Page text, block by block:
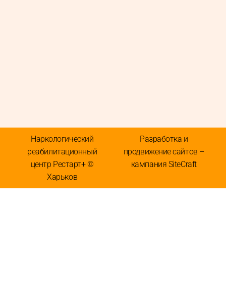
Наркологический
реабилитационный
центр Рестарт+ ©
Харьков
Разработка и
продвижение сайтов –
кампания SiteCraft